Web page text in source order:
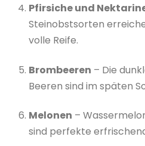
Pfirsiche und
Steinobstsorten
volle Reife.
Brombeeren – Die
Beeren sind im späten
Melonen –
sind perfekte